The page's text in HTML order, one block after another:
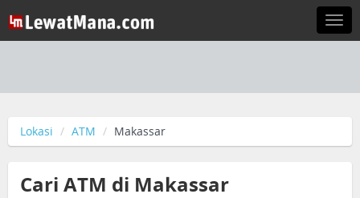
Lokasi ATM Makassar
Cari ATM di Makassar